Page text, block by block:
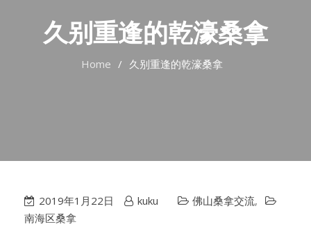
久别重逢的乾濠桑拿
Home 久别重逢的乾濠桑拿
2019年1月22日 kuku 佛山桑拿交流,
南海区桑拿